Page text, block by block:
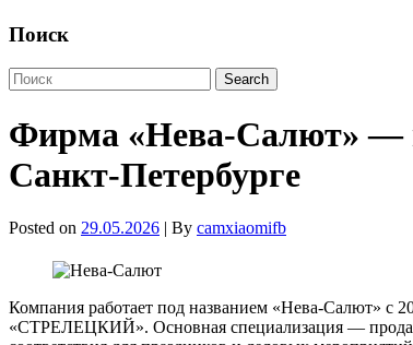
Поиск
Фирма «Нева-Салют» —
Санкт-Петербурге
Posted on 29.05.2026 | By camxiaomifb
Компания работает под названием «Нева-Салют» с
«СТРЕЛЕЦКИЙ». Основная специализация —